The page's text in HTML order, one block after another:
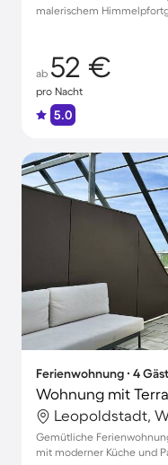
malerischem
ab 52 €
pro Nacht
5.0
Ferienwohnung ∙ 4
Wohnung mit
Leopoldstadt,
Gemütliche
mit moderner Küche und